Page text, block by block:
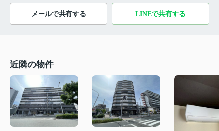
メールで共有する LINEで共有する
近隣の物件